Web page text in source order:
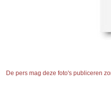
De pers mag deze foto's publiceren